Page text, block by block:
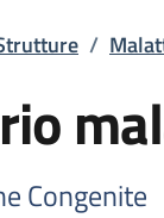
/
Congenite